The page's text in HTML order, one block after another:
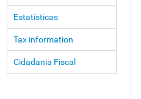
Estatísticas
Tax information
Cidadania Fiscal